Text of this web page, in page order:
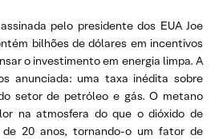
pelo presidente dos EUA Joe
bilhões de dólares em incentivos
o investimento em energia limpa. A
anunciada: uma taxa inédita sobre
setor de petróleo e gás. O metano
na atmosfera do que o dióxido de
20 anos, tornando-o um fator de